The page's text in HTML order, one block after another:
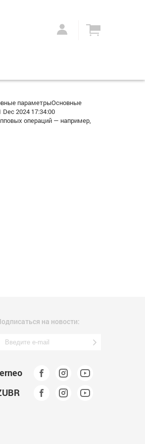
параметрыОсновные
2024 17:34:00
операций — например,
на новости: